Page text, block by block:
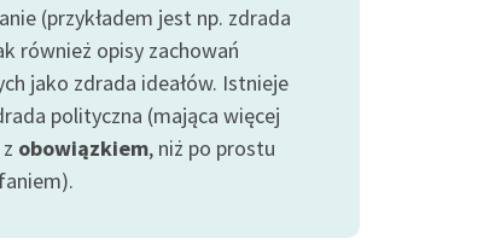
(przykładem jest np. zdrada
również opisy zachowań
jako zdrada ideałów. Istnieje
polityczna (mająca więcej
obowiązkiem, niż po prostu